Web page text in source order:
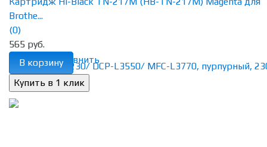
избранное сравнить
Brothe...
(0)
565 руб.
В корзину